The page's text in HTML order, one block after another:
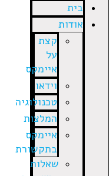
בית
אודות
קצת
איימקס
וידאו
טכנולוגיה
המלצות
איימקס
בתקשורת
שאלות